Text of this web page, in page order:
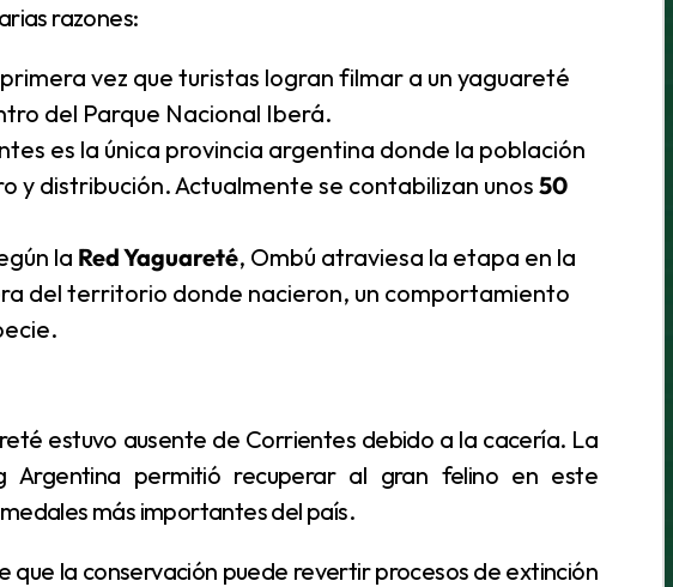
razones:
primera vez que turistas logran filmar a un yaguareté
del Parque Nacional Iberá.
es la única provincia argentina donde la población
y distribución. Actualmente se contabilizan unos 50
la Red Yaguareté, Ombú atraviesa la etapa en la
del territorio donde nacieron, un comportamiento
Argentina permitió recuperar al gran felino en este
más importantes del país.